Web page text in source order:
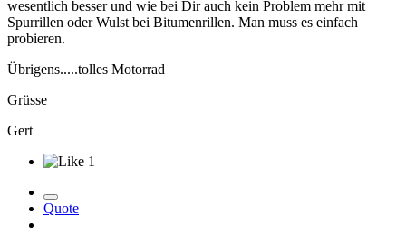
wesentlich besser und wie bei Dir auch kein Problem mehr mit
Spurrillen oder Wulst bei Bitumenrillen. Man muss es einfach
probieren.
Übrigens.....tolles Motorrad
Grüsse
Gert
1
Quote